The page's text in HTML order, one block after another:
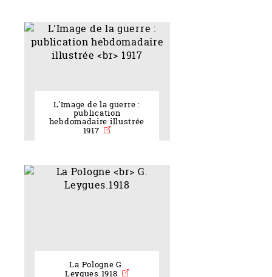
L'Image de la guerre :
publication
hebdomadaire illustrée
1917
La Pologne G.
Leygues.1918